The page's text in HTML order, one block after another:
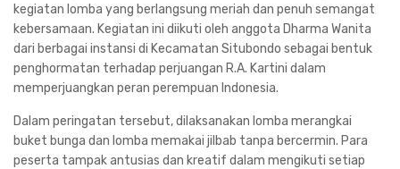
kegiatan lomba yang berlangsung meriah dan penuh semangat
kebersamaan. Kegiatan ini diikuti oleh anggota Dharma Wanita
dari berbagai instansi di Kecamatan Situbondo sebagai bentuk
penghormatan terhadap perjuangan R.A. Kartini dalam
memperjuangkan peran perempuan Indonesia.
Dalam peringatan tersebut, dilaksanakan lomba merangkai
buket bunga dan lomba memakai jilbab tanpa bercermin. Para
peserta tampak antusias dan kreatif dalam mengikuti setiap